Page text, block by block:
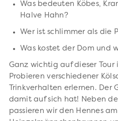
Was bedeuten Köbes,
Halve Hahn?
Wer ist schlimmer als die
Was kostet der Dom und
Ganz wichtig auf dieser
Probieren verschiedener
Trinkverhalten erlernen. Der
damit auf sich hat! Neben
passieren wir den Hennes